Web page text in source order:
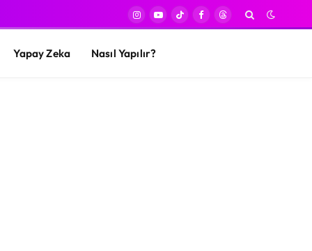
Instagram
YouTube
TikTokFacebook
Threads
Yapay Zeka Nasıl Yapılır?